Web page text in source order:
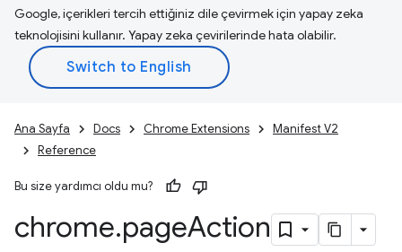
Google, içerikleri tercih ettiğiniz dile çevirmek için yapay zeka
teknolojisini kullanır. Yapay zeka çevirilerinde hata olabilir.
Ana Sayfa Docs Chrome Extensions
Manifest V2
Reference
Bu size yardımcı oldu mu?
chrome.pageAction